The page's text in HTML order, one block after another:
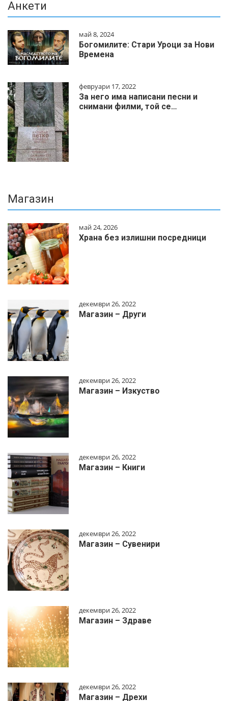
Анкети
май 8, 2024
Богомилите: Стари Уроци за Нови
Времена
февруари 17, 2022
За него има написани песни и
снимани филми, той се…
Магазин
май 24, 2026
Храна без излишни посредници
декември 26, 2022
Магазин – Други
декември 26, 2022
Магазин – Изкуство
декември 26, 2022
Магазин – Книги
декември 26, 2022
Магазин – Сувенири
декември 26, 2022
Магазин – Здраве
декември 26, 2022
Магазин – Дрехи